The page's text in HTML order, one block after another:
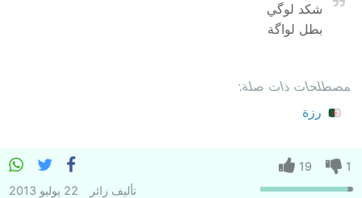
شكد لوگي
بطل لواگة
مصطلحات ذات صلة:
رزة
1
19
تأليف زائر 22 يوليو 2013